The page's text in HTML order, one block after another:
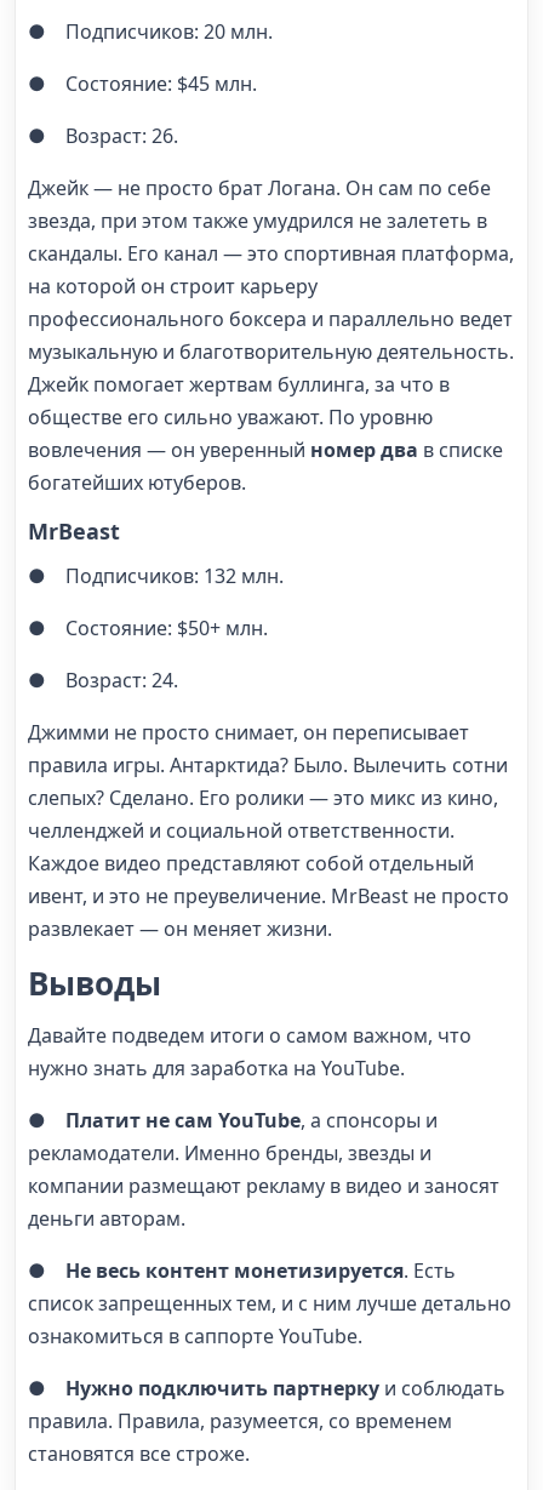
● Подписчиков: 20 млн.
● Состояние: $45 млн.
● Возраст: 26.
Джейк — не просто брат Логана. Он сам по себе
звезда, при этом также умудрился не залететь в
скандалы. Его канал — это спортивная платформа,
на которой он строит карьеру
профессионального боксера и параллельно ведет
музыкальную и благотворительную деятельность.
Джейк помогает жертвам буллинга, за что в
обществе его сильно уважают. По уровню
вовлечения — он уверенный номер два в списке
богатейших ютуберов.
MrBeast
● Подписчиков: 132 млн.
● Состояние: $50+ млн.
● Возраст: 24.
Джимми не просто снимает, он переписывает
правила игры. Антарктида? Было. Вылечить сотни
слепых? Сделано. Его ролики — это микс из кино,
челленджей и социальной ответственности.
Каждое видео представляют собой отдельный
ивент, и это не преувеличение. MrBeast не просто
развлекает — он меняет жизни.
Выводы
Давайте подведем итоги о самом важном, что
нужно знать для заработка на YouTube.
● Платит не сам YouTube, а спонсоры и
рекламодатели. Именно бренды, звезды и
компании размещают рекламу в видео и заносят
деньги авторам.
● Не весь контент монетизируется. Есть
список запрещенных тем, и с ним лучше детально
ознакомиться в саппорте YouTube.
● Нужно подключить партнерку и соблюдать
правила. Правила, разумеется, со временем
становятся все строже.